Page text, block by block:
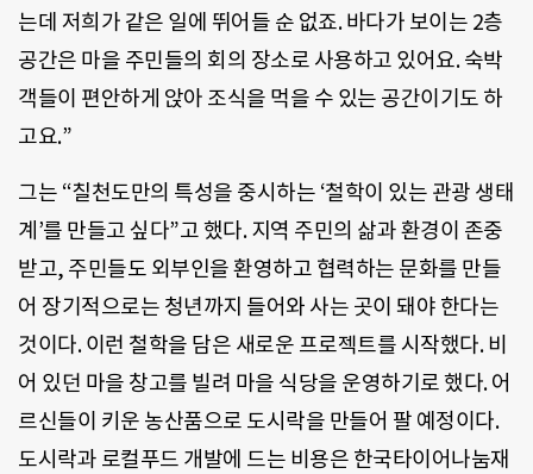
는데 저희가 같은 일에 뛰어들 순 없죠. 바다가 보이는 2층
공간은 마을 주민들의 회의 장소로 사용하고 있어요. 숙박
객들이 편안하게 앉아 조식을 먹을 수 있는 공간이기도 하
고요.”
그는 “칠천도만의 특성을 중시하는 ‘철학이 있는 관광 생태
계’를 만들고 싶다”고 했다. 지역 주민의 삶과 환경이 존중
받고, 주민들도 외부인을 환영하고 협력하는 문화를 만들
어 장기적으로는 청년까지 들어와 사는 곳이 돼야 한다는
것이다. 이런 철학을 담은 새로운 프로젝트를 시작했다. 비
어 있던 마을 창고를 빌려 마을 식당을 운영하기로 했다. 어
르신들이 키운 농산품으로 도시락을 만들어 팔 예정이다.
도시락과 로컬푸드 개발에 드는 비용은 한국타이어나눔재